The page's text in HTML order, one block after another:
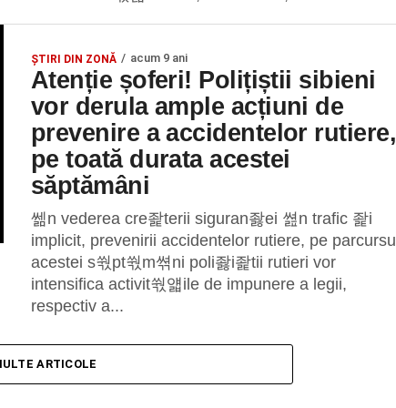
ȘTIRI DIN ZONĂ acum 9 ani
Atenție șoferi! Polițiștii sibieni
vor derula ample acțiuni de
prevenire a accidentelor rutiere,
pe toată durata acestei
săptămâni
쎎n vederea cre좙terii siguran좛ei 쎮n trafic 좙i
implicit, prevenirii accidentelor rutiere, pe parcursul
acestei s쒃pt쒃m쎢ni poli좛i좙tii rutieri vor
intensifica activit쒃얣ile de impunere a legii,
respectiv a...
ARTICOLE